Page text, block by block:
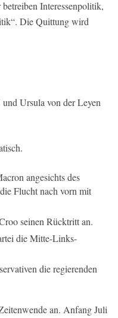
Interessenpolitik,
Die Quittung wird
Ursula von der Leyen
angesichts des
Flucht nach vorn mit
seinen Rücktritt an.
die Mitte-Links-
die regierenden
an. Anfang Juli